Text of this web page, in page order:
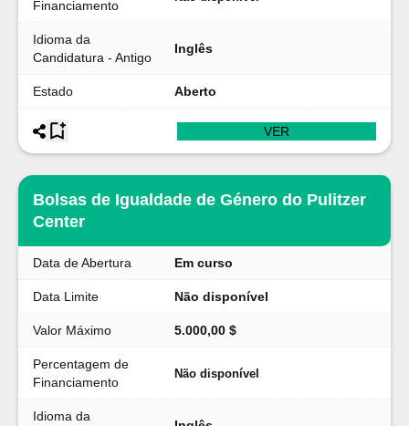
Financiamento
Idioma da
Candidatura - Antigo
Inglês
Estado Aberto
VER
Bolsas de Igualdade de Género do Pulitzer
Center
Data de Abertura Em curso
Data Limite Não disponível
Valor Máximo 5.000,00 $
Percentagem de
Financiamento
Não disponível
Idioma da